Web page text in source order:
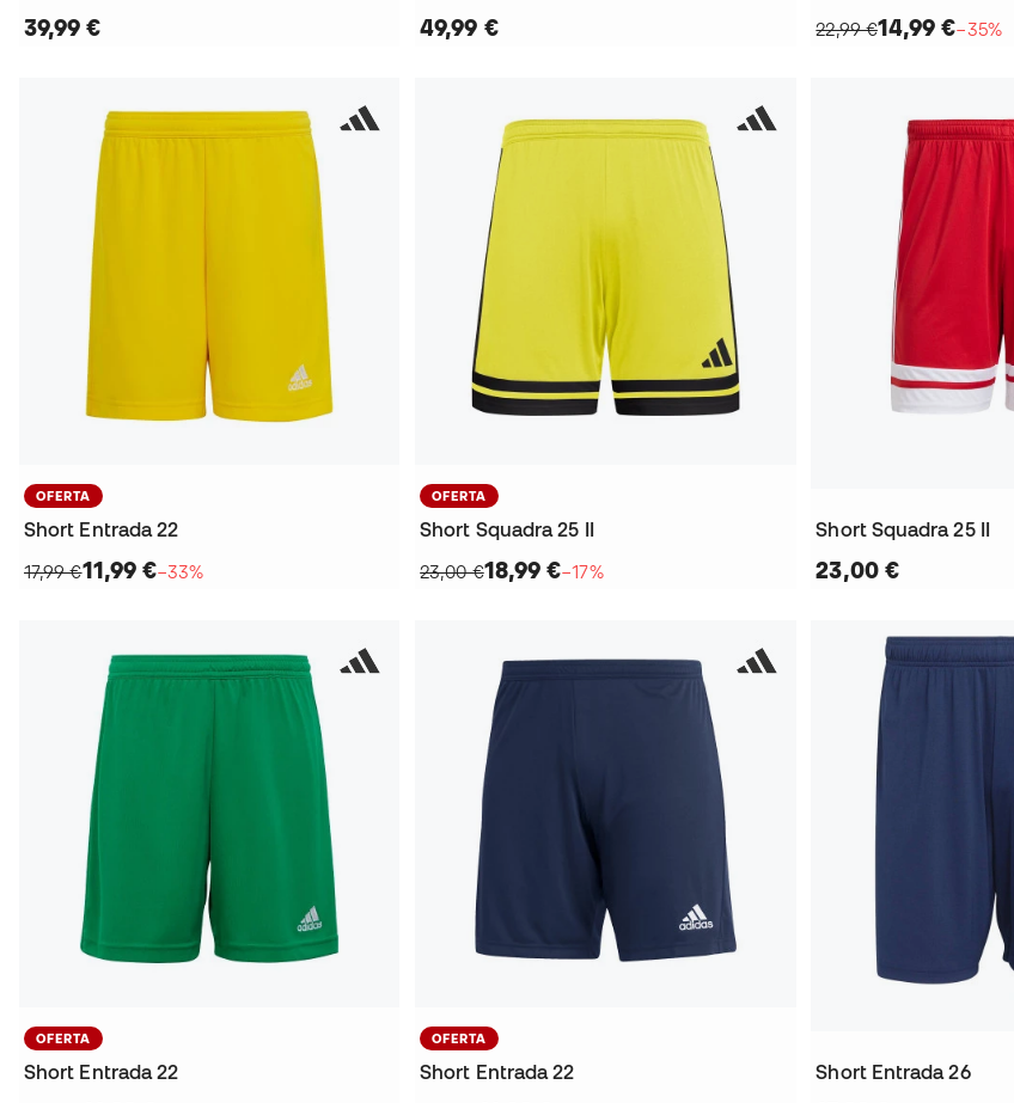
39,99 € 49,99 €
22,99 €14,99 €−35%
OFERTA
Short Entrada 22
17,99 €11,99 €−33%
OFERTA
Short Squadra 25 II
23,00 €18,99 €−17%
Short Squadra 25 II
23,00 €
OFERTA
Short Entrada 22
OFERTA
Short Entrada 22
Short Entrada 26